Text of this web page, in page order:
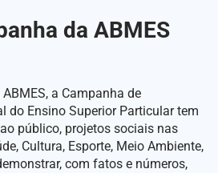
da ABMES
a Campanha de
do Ensino Superior Particular tem
público, projetos sociais nas
Cultura, Esporte, Meio Ambiente,
com fatos e números,